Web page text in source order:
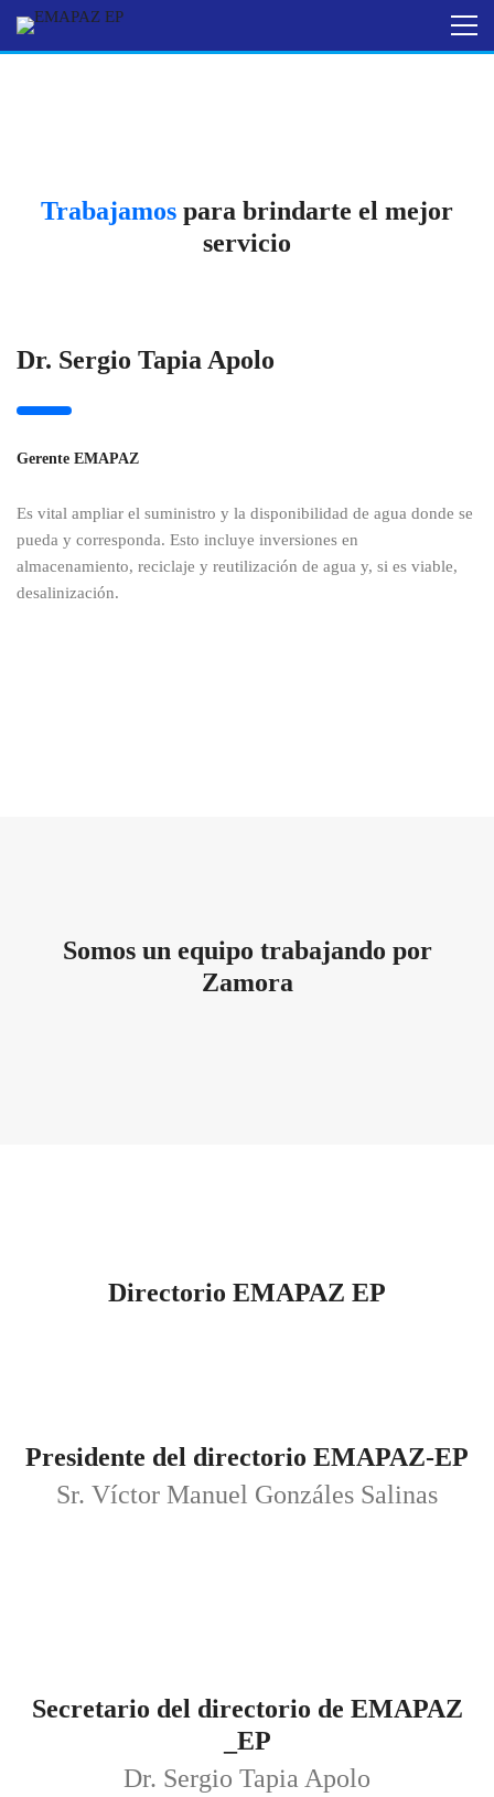
Trabajamos para brindarte el mejor
servicio
Dr. Sergio Tapia Apolo
Gerente EMAPAZ
Es vital ampliar el suministro y la disponibilidad de agua donde se
pueda y corresponda. Esto incluye inversiones en
almacenamiento, reciclaje y reutilización de agua y, si es viable,
desalinización.
Somos un equipo trabajando por
Zamora
Directorio EMAPAZ EP
Presidente del directorio EMAPAZ-EP
Sr. Víctor Manuel Gonzáles Salinas
Secretario del directorio de EMAPAZ
_EP
Dr. Sergio Tapia Apolo